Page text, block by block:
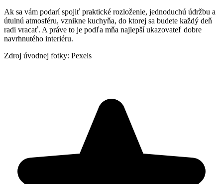
Ak sa vám podarí spojiť praktické rozloženie, jednoduchú údržbu a
útulnú atmosféru, vznikne kuchyňa, do ktorej sa budete každý deň
radi vracať. A práve to je podľa mňa najlepší ukazovateľ dobre
navrhnutého interiéru.
Zdroj úvodnej fotky: Pexels